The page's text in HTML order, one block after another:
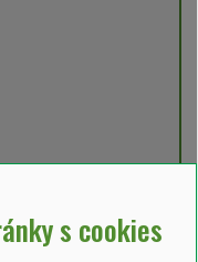
SKLADEM 10 ks
s cookies